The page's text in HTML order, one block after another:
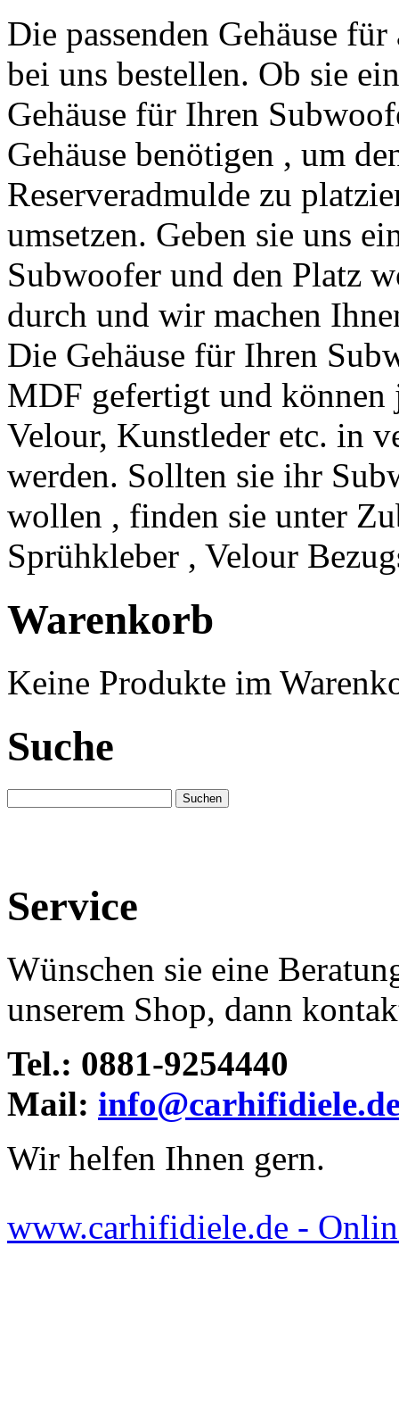
Die passenden Gehäuse
bei uns bestellen. Ob sie
Gehäuse für Ihren
Gehäuse benötigen , um
Reserveradmulde zu
umsetzen. Geben sie uns
Subwoofer und den Platz
durch und wir machen
Die Gehäuse für Ihren
MDF gefertigt und können
Velour, Kunstleder etc. in
werden. Sollten sie ihr
wollen , finden sie unter
Sprühkleber , Velour
Warenkorb
Keine Produkte im
Suche
Service
Wünschen sie eine
unserem Shop, dann
Tel.: 0881-9254440
Mail:
Wir helfen Ihnen gern.
www.carhifidiele.de -